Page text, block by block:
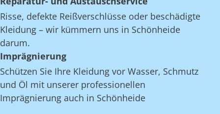
Risse, defekte Reißverschlüsse oder beschädigte
Kleidung – wir kümmern uns in Schönheide
darum.
Imprägnierung
Schützen Sie Ihre Kleidung vor Wasser, Schmutz
und Öl mit unserer professionellen
Imprägnierung auch in Schönheide